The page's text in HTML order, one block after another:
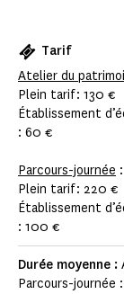
Tarif
Atelier du
Plein tarif : 130 €
Établissement
: 60 €
Parcours-journée :
Plein tarif : 220 €
Établissement
: 100 €
Durée moyenne :
Parcours-journée